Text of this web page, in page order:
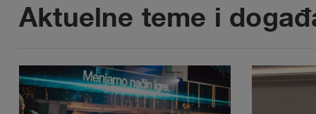
Aktuelne teme i